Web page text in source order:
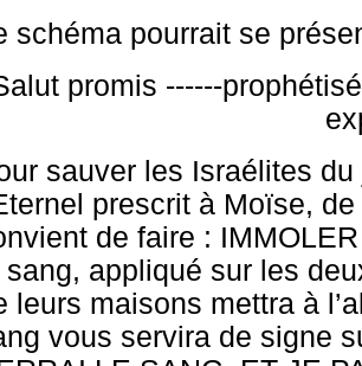
schéma pourrait se
promis ------
sauver les Israélites
prescrit à Moïse,
de faire :
sang, appliqué sur les
leurs maisons mettra à
vous servira de signe